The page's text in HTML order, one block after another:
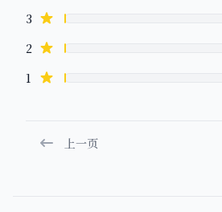
3 star reviews
2 star reviews
1 star reviews
上一页